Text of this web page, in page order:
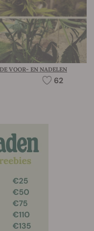
VOOR- EN NADELEN
62